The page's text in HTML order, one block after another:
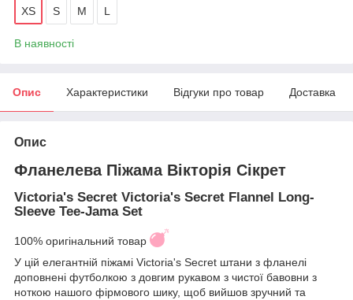
XS S M L
В наявності
Опис Характеристики Відгуки про товар Доставка
Опис
Фланелева Піжама Вікторія Сікрет
Victoria's Secret Victoria's Secret Flannel Long-
Sleeve Tee-Jama Set
100% оригінальний товар
У цій елегантній піжамі Victoria's Secret штани з фланелі
доповнені футболкою з довгим рукавом з чистої бавовни з
ноткою нашого фірмового шику, щоб вийшов зручний та